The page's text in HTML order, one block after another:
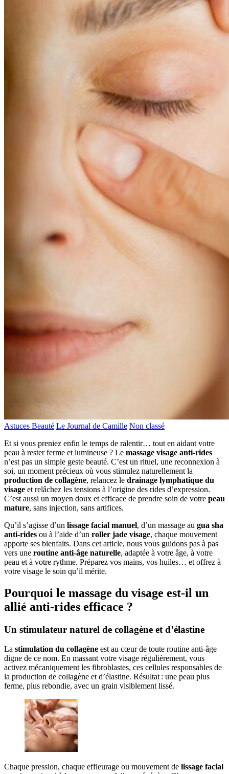
Astuces Beauté Le Journal de Camille Non classé
Et si vous preniez enfin le temps de ralentir… tout en aidant votre
peau à rester ferme et lumineuse ? Le massage visage anti-rides
n’est pas un simple geste beauté. C’est un rituel, une reconnexion à
soi, un moment précieux où vous stimulez naturellement la
production de collagène, relancez le drainage lymphatique du
visage et relâchez les tensions à l’origine des rides d’expression.
C’est aussi un moyen doux et efficace de prendre soin de votre peau
mature, sans injection, sans artifices.
Qu’il s’agisse d’un lissage facial manuel, d’un massage au gua sha
anti-rides ou à l’aide d’un roller jade visage, chaque mouvement
apporte ses bienfaits. Dans cet article, nous vous guidons pas à pas
vers une routine anti-âge naturelle, adaptée à votre âge, à votre
peau et à votre rythme. Préparez vos mains, vos huiles… et offrez à
votre visage le soin qu’il mérite.
Pourquoi le massage du visage est-il un
allié anti-rides efficace ?
Un stimulateur naturel de collagène et d’élastine
La stimulation du collagène est au cœur de toute routine anti-âge
digne de ce nom. En massant votre visage régulièrement, vous
activez mécaniquement les fibroblastes, ces cellules responsables de
la production de collagène et d’élastine. Résultat : une peau plus
ferme, plus rebondie, avec un grain visiblement lissé.
Chaque pression, chaque effleurage ou mouvement de lissage facial